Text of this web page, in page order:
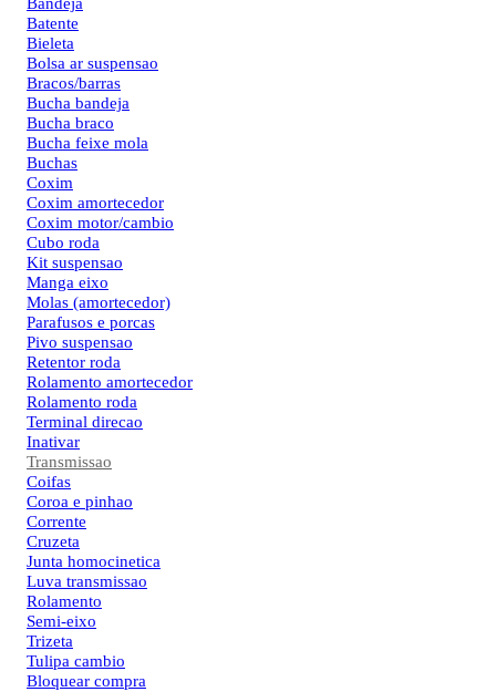
Bandeja
Batente
Bieleta
Bolsa ar suspensao
Bracos/barras
Bucha bandeja
Bucha braco
Bucha feixe mola
Buchas
Coxim
Coxim amortecedor
Coxim motor/cambio
Cubo roda
Kit suspensao
Manga eixo
Molas (amortecedor)
Parafusos e porcas
Pivo suspensao
Retentor roda
Rolamento amortecedor
Rolamento roda
Terminal direcao
Inativar
Transmissao
Coifas
Coroa e pinhao
Corrente
Cruzeta
Junta homocinetica
Luva transmissao
Rolamento
Semi-eixo
Trizeta
Tulipa cambio
Bloquear compra